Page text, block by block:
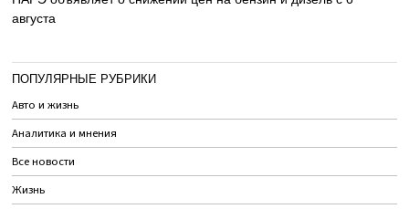
августа
ПОПУЛЯРНЫЕ РУБРИКИ
Авто и жизнь
Аналитика и мнения
Все новости
Жизнь